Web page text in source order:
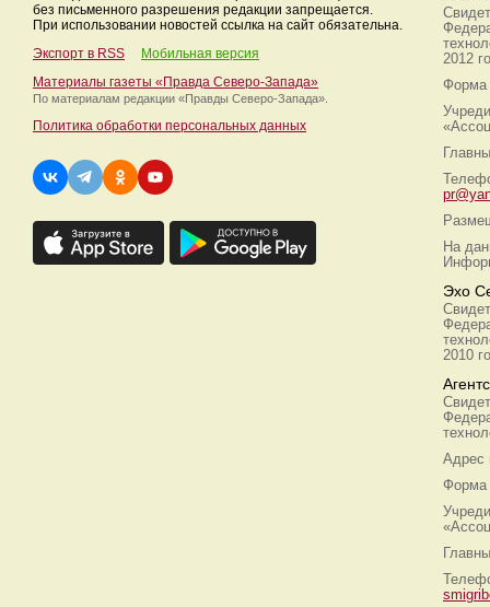
без письменного разрешения редакции запрещается.
При использовании новостей ссылка на сайт обязательна.
Экспорт в RSS
Мобильная версия
Материалы газеты «Правда Северо-Запада»
По материалам редакции «Правды Северо-Запада».
Политика обработки персональных данных
2012
Форма
На
Эхо
2010
Адрес
Форма